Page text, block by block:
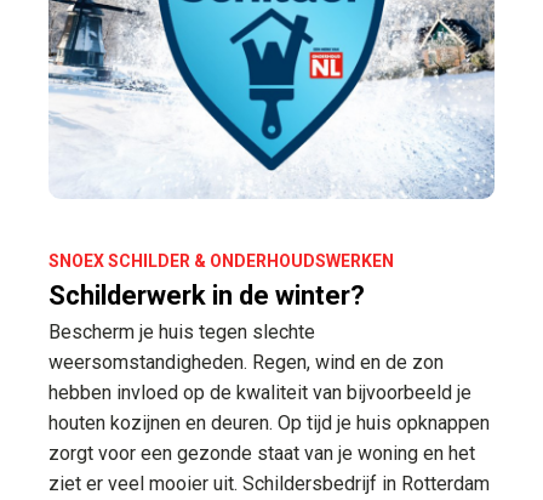
SNOEX SCHILDER & ONDERHOUDSWERKEN
Schilderwerk in de winter?
Bescherm je huis tegen slechte
weersomstandigheden. Regen, wind en de zon
hebben invloed op de kwaliteit van bijvoorbeeld je
houten kozijnen en deuren. Op tijd je huis opknappen
zorgt voor een gezonde staat van je woning en het
ziet er veel mooier uit. Schildersbedrijf in Rotterdam